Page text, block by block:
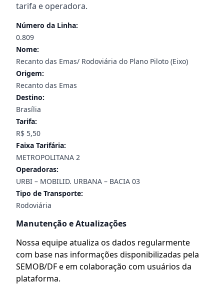
tarifa e operadora.
Número da Linha:
0.809
Nome:
Recanto das Emas/ Rodoviária do Plano Piloto (Eixo)
Origem:
Recanto das Emas
Destino:
Brasília
Tarifa:
R$ 5,50
Faixa Tarifária:
METROPOLITANA 2
Operadoras:
URBI – MOBILID. URBANA – BACIA 03
Tipo de Transporte:
Rodoviária
Manutenção e Atualizações
Nossa equipe atualiza os dados regularmente
com base nas informações disponibilizadas pela
SEMOB/DF e em colaboração com usuários da
plataforma.